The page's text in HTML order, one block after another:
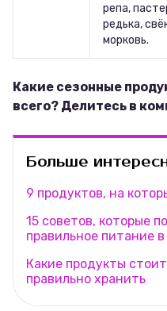
репа,
редька,
морковь.
Какие сезонные
всего? Делитесь в
Больше
9 продуктов, на
15 советов, которые
правильное питание
Какие продукты
правильно хранить